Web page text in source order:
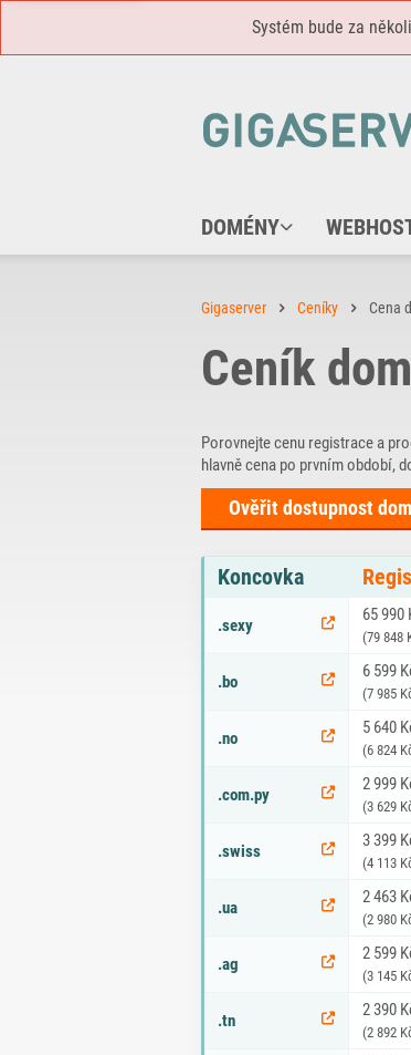
Systém bude za
DOMÉNY
Gigaserver Ceníky Cena
Ceník
Porovnejte cenu registrace a
hlavně cena po prvním období,
Ověřit dostupnost
Ceník doménových koncovek
Koncovka
.sexy
65 990
(79 848
.bo
6 599
(7 985
.no
5 640
(6 824
.com.py
2 999
(3 629
.swiss
3 399
(4 113
.ua
2 463
(2 980
.ag
2 599
(3 145
.tn
2 390
(2 892